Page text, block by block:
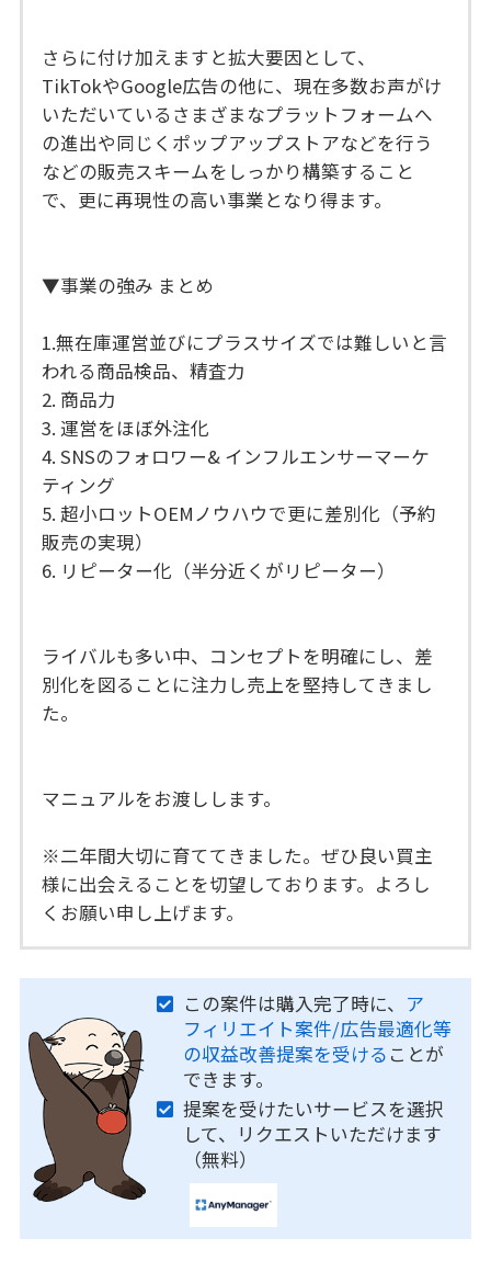
さらに付け加えますと拡大要因として、
TikTokやGoogle広告の他に、現在多数お声がけ
いただいているさまざまなプラットフォームへ
の進出や同じくポップアップストアなどを行う
などの販売スキームをしっかり構築すること
で、更に再現性の高い事業となり得ます。
▼事業の強み まとめ
1.無在庫運営並びにプラスサイズでは難しいと言
われる商品検品、精査力
2. 商品力
3. 運営をほぼ外注化
4. SNSのフォロワー& インフルエンサーマーケ
ティング
5. 超小ロットOEMノウハウで更に差別化（予約
販売の実現）
6. リピーター化（半分近くがリピーター）
ライバルも多い中、コンセプトを明確にし、差
別化を図ることに注力し売上を堅持してきまし
た。
マニュアルをお渡しします。
※二年間大切に育ててきました。ぜひ良い買主
様に出会えることを切望しております。よろし
くお願い申し上げます。
この案件は購入完了時に、 ア
フィリエイト案件/広告最適化等
の収益改善提案を受ける ことが
できます。
提案を受けたいサービスを選択
して、リクエストいただけます
（無料）